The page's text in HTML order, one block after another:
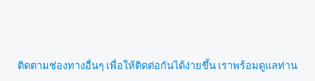
ติดตามช่องทางอื่นๆ เพื่อให้ติดต่อกันได้ง่ายขึ้น เราพร้อมดูแลท่าน